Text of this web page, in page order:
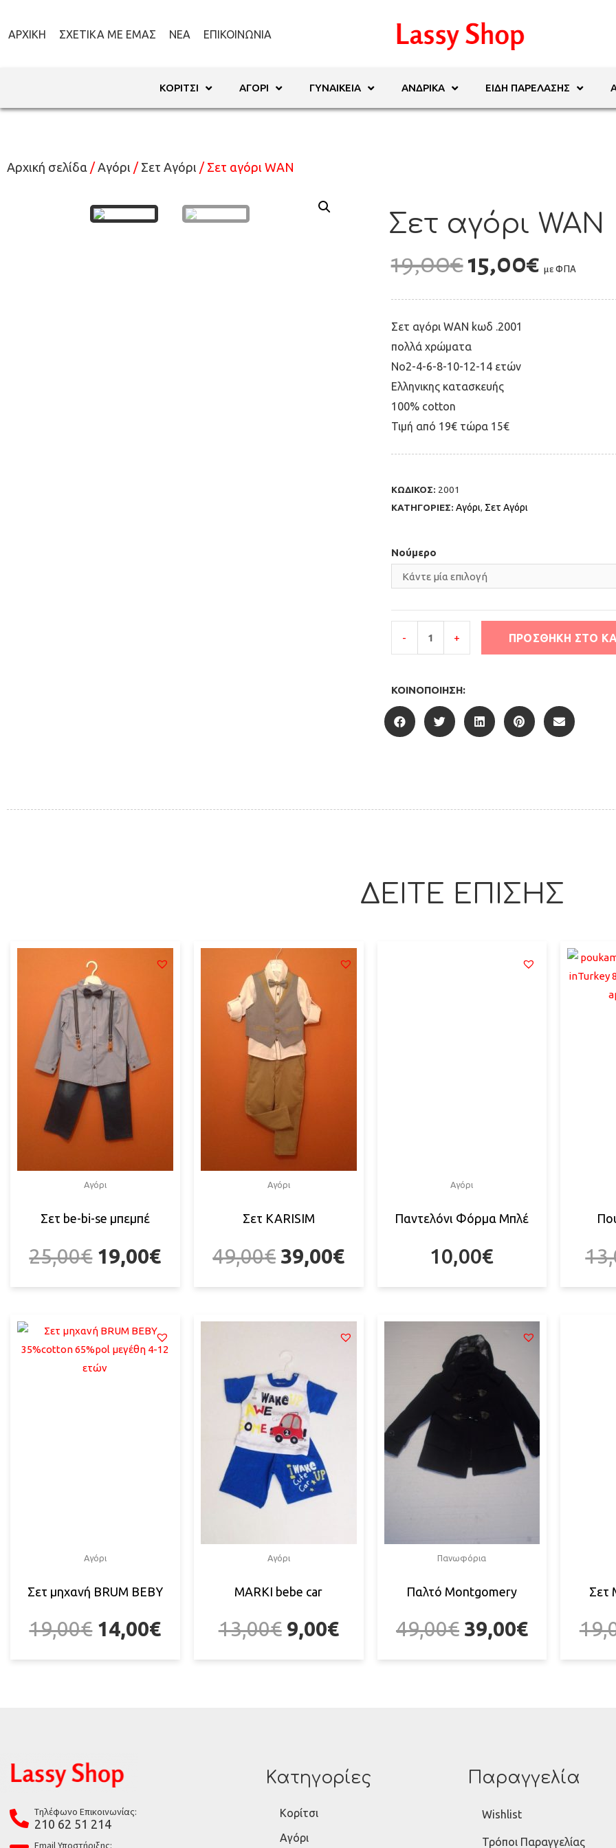
ΑΡΧΙΚΉ ΣΧΕΤΙΚΆ ΜΕ ΕΜΆΣ ΝΈΑ ΕΠΙΚΟΙΝΩΝΊΑ
ΚΟΡΊΤΣΙ ΑΓΌΡΙ ΓΥΝΑΙΚΕΊΑ ΑΝΔΡΙΚΆ ΕΊΔΗ ΠΑΡΈΛΑΣΗΣ
Αρχική σελίδα / Αγόρι / Σετ Αγόρι / Σετ αγόρι WAN
Σετ αγόρι WAN
19,00€15,00€ με ΦΠΑ
Σετ αγόρι WAN kωδ .2001
πολλά χρώματα
Νο2-4-6-8-10-12-14 ετών
Eλληνικης κατασκευής
100% cotton
Τιμή από 19€ τώρα 15€
ΚΩΔΙΚΟΣ: 2001
ΚΑΤΗΓΟΡΙΕΣ: Αγόρι, Σετ Αγόρι
Νούμερο
- + ΠΡΟΣΘΉΚΗ ΣΤΟ
ΚΟΙΝΟΠΟΊΗΣΗ:
ΔΕΙΤΕ ΕΠΙΣΗΣ
Αγόρι
Σετ be-bi-se μπεμπέ
25,00€ 19,00€
Αγόρι
Σετ KARISIM
49,00€ 39,00€
Αγόρι
Παντελόνι Φόρμα Μπλέ
10,00€
Αγόρι
Σετ μηχανή BRUM BEBY
19,00€ 14,00€
Αγόρι
MARKI bebe car
13,00€ 9,00€
Πανωφόρια
Παλτό Montgomery
49,00€ 39,00€
Σετ
Tηλέφωνο Επικοινωνίας:
210 62 51 214
Email Υποστήριξης:
Κατηγορίες
Κορίτσι
Αγόρι
Παραγγελία
Wishlist
Τρόποι Παραγγελίας